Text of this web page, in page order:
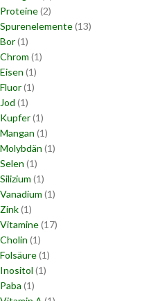
Proteine(2)
Spurenelemente(13)
Bor(1)
Chrom (1)
Eisen (1)
Fluor(1)
Jod (1)
Kupfer(1)
Mangan (1)
Molybdän (1)
Selen (1)
Silizium (1)
Vanadium (1)
Zink(1)
Vitamine(17)
Cholin (1)
Folsäure(1)
Inositol (1)
Paba (1)